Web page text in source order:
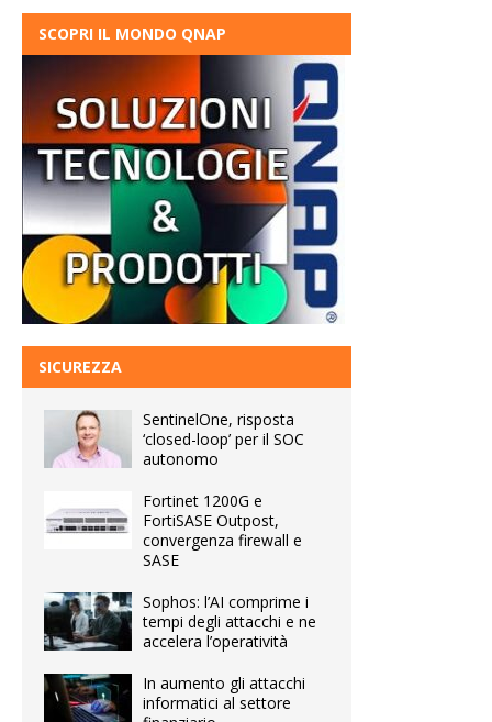
SCOPRI IL MONDO QNAP
SICUREZZA
SentinelOne, risposta
‘closed-loop’ per il SOC
autonomo
Fortinet 1200G e
FortiSASE Outpost,
convergenza firewall e
SASE
Sophos: l’AI comprime i
tempi degli attacchi e ne
accelera l’operatività
In aumento gli attacchi
informatici al settore